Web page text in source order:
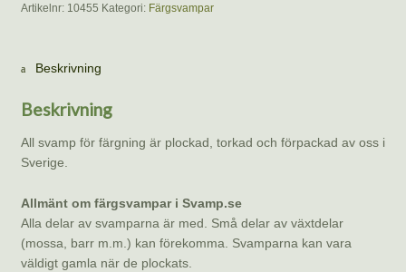
Artikelnr: 10455 Kategori: Färgsvampar
Beskrivning
Beskrivning
All svamp för färgning är plockad, torkad och förpackad av oss i
Sverige.
Allmänt om färgsvampar i Svamp.se
Alla delar av svamparna är med. Små delar av växtdelar
(mossa, barr m.m.) kan förekomma. Svamparna kan vara
väldigt gamla när de plockats.